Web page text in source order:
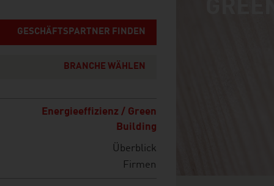
GESCHÄFTSPARTNER FINDEN
BRANCHE WÄHLEN
Energieeffizienz / Green
Building
Überblick
Firmen